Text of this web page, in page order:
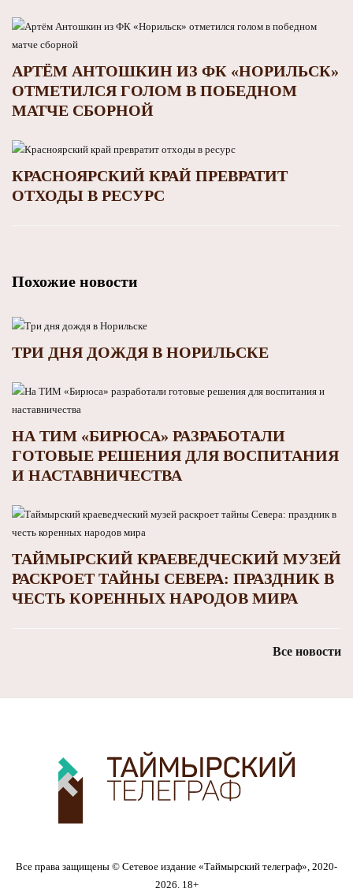
АРТЁМ АНТОШКИН ИЗ ФК «НОРИЛЬСК»
ОТМЕТИЛСЯ ГОЛОМ В ПОБЕДНОМ
МАТЧЕ СБОРНОЙ
КРАСНОЯРСКИЙ КРАЙ ПРЕВРАТИТ
ОТХОДЫ В РЕСУРС
Похожие новости
ТРИ ДНЯ ДОЖДЯ В НОРИЛЬСКЕ
НА ТИМ «БИРЮСА» РАЗРАБОТАЛИ
ГОТОВЫЕ РЕШЕНИЯ ДЛЯ ВОСПИТАНИЯ
И НАСТАВНИЧЕСТВА
ТАЙМЫРСКИЙ КРАЕВЕДЧЕСКИЙ МУЗЕЙ
РАСКРОЕТ ТАЙНЫ СЕВЕРА: ПРАЗДНИК В
ЧЕСТЬ КОРЕННЫХ НАРОДОВ МИРА
Все новости
Все права защищены © Сетевое издание «Таймырский телеграф», 2020-
2026. 18+